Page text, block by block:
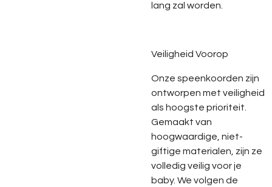
lang zal worden.
Veiligheid Voorop
Onze speenkoorden zijn
ontworpen met veiligheid
als hoogste prioriteit.
Gemaakt van
hoogwaardige, niet-
giftige materialen, zijn ze
volledig veilig voor je
baby. We volgen de